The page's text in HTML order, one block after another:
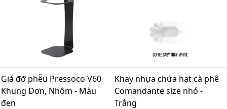
Giá đỡ phễu Pressoco V60
Khung Đơn, Nhôm - Màu
đen
Khay nhựa chứa hạt cà phê
Comandante size nhỏ -
Trắng